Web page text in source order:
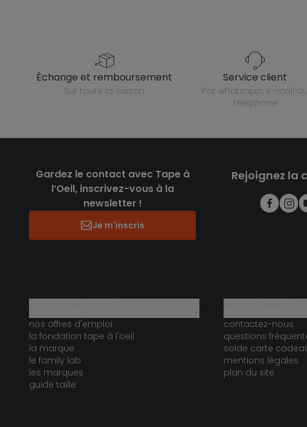
échange et remboursement
sur toute la saison
service client
par whatsapp, e-mail ou
téléphone
Gardez le contact avec Tape à
l’Oeil, inscrivez-vous à la
newsletter !
Je m'inscris
Rejoignez la
nos offres d'emploi
la fondation tape à l'oeil
la marque
le family lab
les marques
guide taille
contactez-nous
questions
solde carte
mentions légales
plan du site